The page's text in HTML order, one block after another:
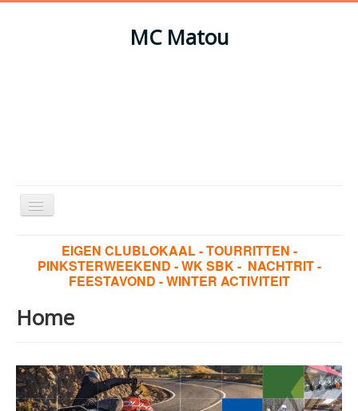
MC Matou
Schakelen
navigatie
Tourkalender
Album: Oude foto''s
Facebook
EIGEN CLUBLOKAAL - TOURRITTEN -
PINKSTERWEEKEND - WK SBK - NACHTRIT -
FEESTAVOND - WINTER ACTIVITEIT
Home